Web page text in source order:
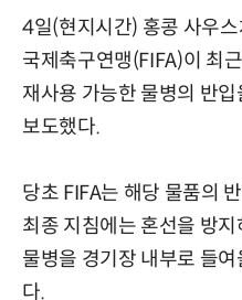
4일(현지시간) 홍콩 사우
국제축구연맹(FIFA)이 최
재사용 가능한 물병의 반
보도했다.
당초 FIFA는 해당 물품의
최종 지침에는 혼선을 방
물병을 경기장 내부로 들
다.